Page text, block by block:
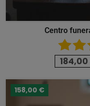
Centro
158,00 €